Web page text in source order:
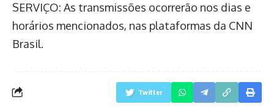
SERVIÇO: As transmissões ocorrerão nos dias e
horários mencionados, nas plataformas da CNN
Brasil.
Twitter